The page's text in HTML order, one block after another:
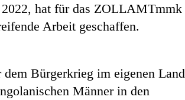
2022, hat für das ZOLLAMTmmk
Arbeit geschaffen.
dem Bürgerkrieg im eigenen
Männer in den